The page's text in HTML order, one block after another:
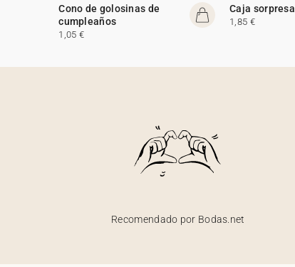
Cono de golosinas de
cumpleaños
1,05 €
Caja sorpresa
1,85 €
Recomendado por Bodas.net